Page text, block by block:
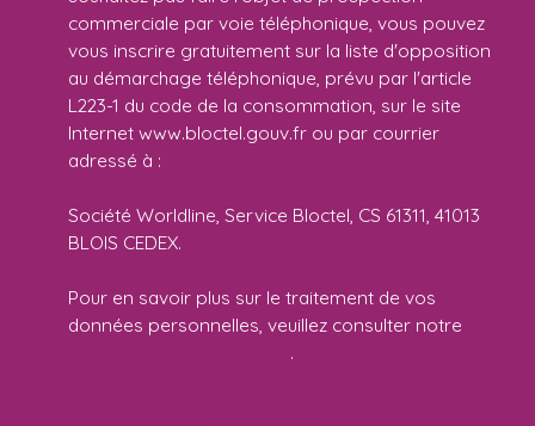
commerciale par voie téléphonique, vous pouvez
vous inscrire gratuitement sur la liste d'opposition
au démarchage téléphonique, prévu par l'article
L223-1 du code de la consommation, sur le site
Internet www.bloctel.gouv.fr ou par courrier
adressé à :
Société Worldline, Service Bloctel, CS 61311, 41013
BLOIS CEDEX.
Pour en savoir plus sur le traitement de vos
données personnelles, veuillez consulter notre
.